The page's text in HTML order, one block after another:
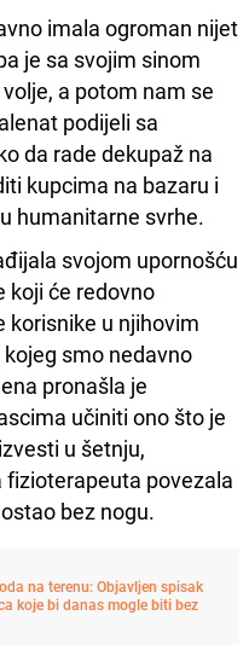
imala ogroman nijet
je sa svojim sinom
a potom nam se
podijeli sa
da rade dekupaž na
kupcima na bazaru i
humanitarne svrhe.
svojom upornošću
koji će redovno
korisnike u njihovim
smo nedavno
pronašla je
učiniti ono što je
u šetnju,
povezala
bez nogu.
na terenu: Objavljen spisak
koje bi danas mogle biti bez